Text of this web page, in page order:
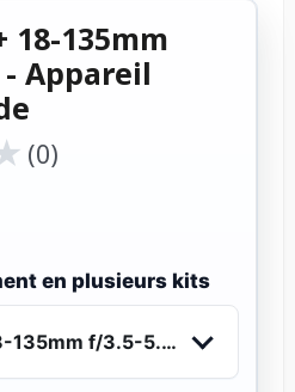
18-135mm
- Appareil
(0)
en plusieurs kits
135mm f/3.5-5.6 OSS -